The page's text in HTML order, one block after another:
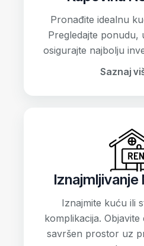
Pronađite idealnu
Pregledajte ponudu,
osigurajte najbolju
Saznaj
Iznajmite kuću ili
komplikacija.
savršen prostor uz